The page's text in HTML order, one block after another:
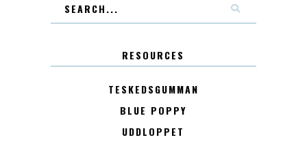
RESOURCES
TESKEDSGUMMAN
BLUE POPPY
UDDLOPPET